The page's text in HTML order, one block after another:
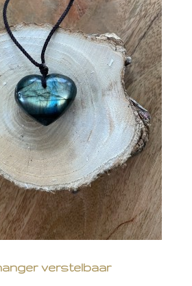
verstelbaar